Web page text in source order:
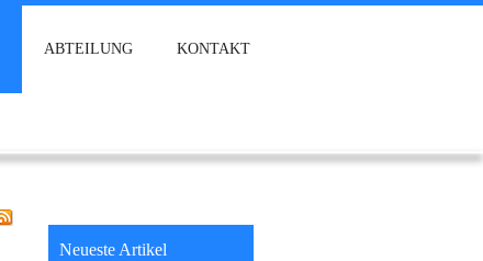
ABTEILUNG KONTAKT
Neueste Artikel